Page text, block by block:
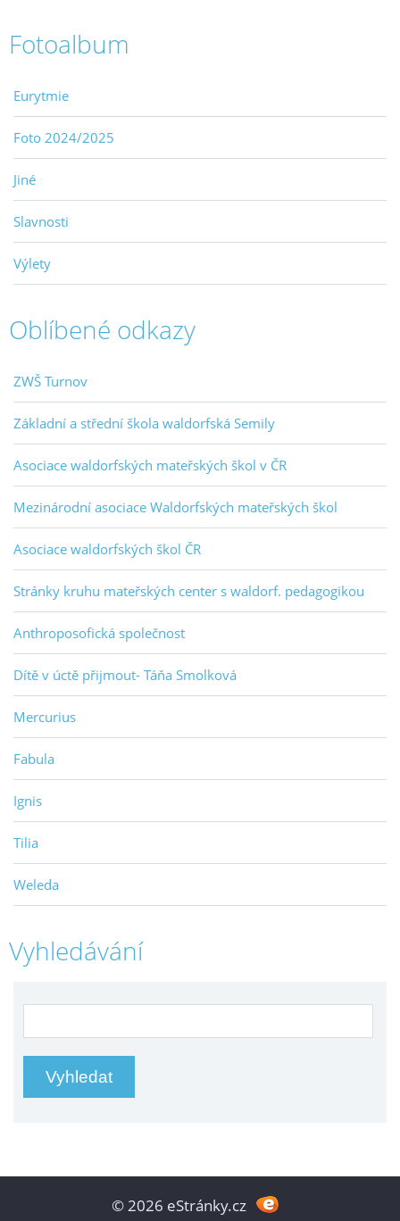
Fotoalbum
Eurytmie
Foto 2024/2025
Jiné
Slavnosti
Výlety
Oblíbené odkazy
ZWŠ Turnov
Základní a střední škola waldorfská Semily
Asociace waldorfských mateřských škol v ČR
Mezinárodní asociace Waldorfských mateřských škol
Asociace waldorfských škol ČR
Stránky kruhu mateřských center s waldorf. pedagogikou
Anthroposofická společnost
Dítě v úctě přijmout- Táňa Smolková
Mercurius
Fabula
Ignis
Tilia
Weleda
Vyhledávání
© 2026 eStránky.cz